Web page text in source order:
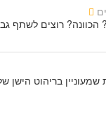
רוצים לשתף
בריהוט